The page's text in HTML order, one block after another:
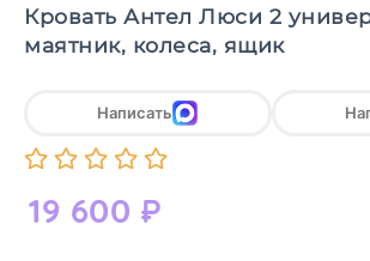
Кровать Антел Люси 2
маятник, колеса, ящик
19 600 ₽
Написать